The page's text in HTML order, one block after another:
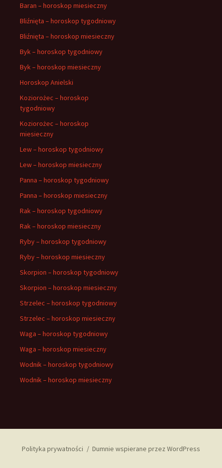
Baran – horoskop miesieczny
Bliźnięta – horoskop tygodniowy
Bliźnięta – horoskop miesieczny
Byk – horoskop tygodniowy
Byk – horoskop miesieczny
Horoskop Anielski
Koziorożec – horoskop
tygodniowy
Koziorożec – horoskop
miesieczny
Lew – horoskop tygodniowy
Lew – horoskop miesieczny
Panna – horoskop tygodniowy
Panna – horoskop miesieczny
Rak – horoskop tygodniowy
Rak – horoskop miesieczny
Ryby – horoskop tygodniowy
Ryby – horoskop miesieczny
Skorpion – horoskop tygodniowy
Skorpion – horoskop miesieczny
Strzelec – horoskop tygodniowy
Strzelec – horoskop miesieczny
Waga – horoskop tygodniowy
Waga – horoskop miesieczny
Wodnik – horoskop tygodniowy
Wodnik – horoskop miesieczny
Polityka prywatności Dumnie wspierane przez WordPress